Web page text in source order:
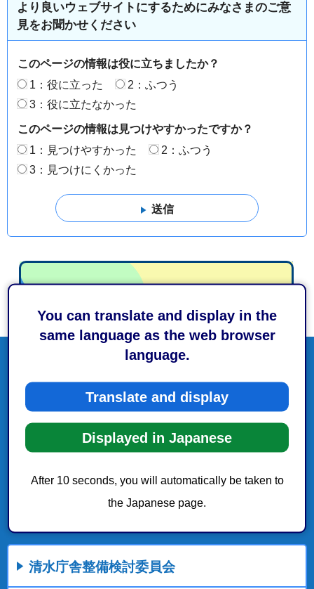
You can translate and display in the
same language as the web browser
language.
Translate and display
Displayed in Japanese
After 10 seconds, you will automatically be taken to
the Japanese page.
より良いウェブサイトにするためにみなさまのご意
見をお聞かせください
このページの情報は役に立ちましたか？
1：役に立った
2：ふつう
3：役に立たなかった
このページの情報は見つけやすかったですか？
1：見つけやすかった
2：ふつう
3：見つけにくかった
清水庁舎整備検討委員会